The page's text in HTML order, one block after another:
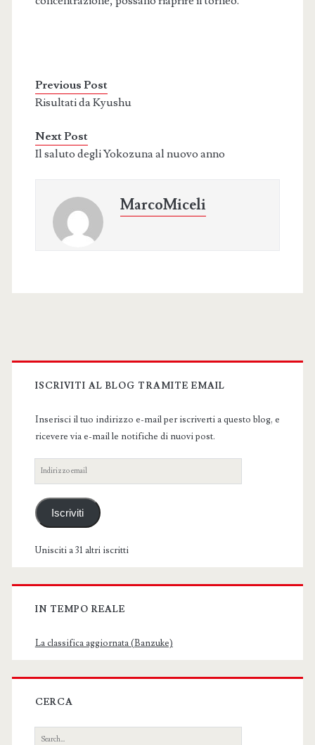
Previous Post
Risultati da Kyushu
Next Post
Il saluto degli Yokozuna al nuovo anno
MarcoMiceli
Primary
Sidebar
ISCRIVITI AL BLOG TRAMITE EMAIL
Inserisci il tuo indirizzo e-mail per iscriverti a questo blog, e
ricevere via e-mail le notifiche di nuovi post.
Indirizzo
email
Iscriviti
Unisciti a 31 altri iscritti
IN TEMPO REALE
La classifica aggiornata (Banzuke)
CERCA
Search